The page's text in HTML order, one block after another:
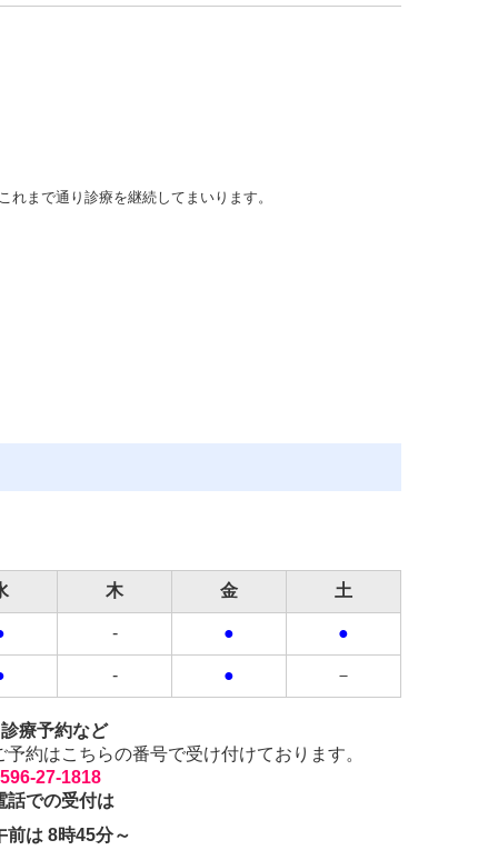
まで通り診療を継続してまいります。
木 金 土
- ● ●
- ● －
療予約など
予約はこちらの番号で受け付けております。
27-1818
話での受付は
前は 8時45分～